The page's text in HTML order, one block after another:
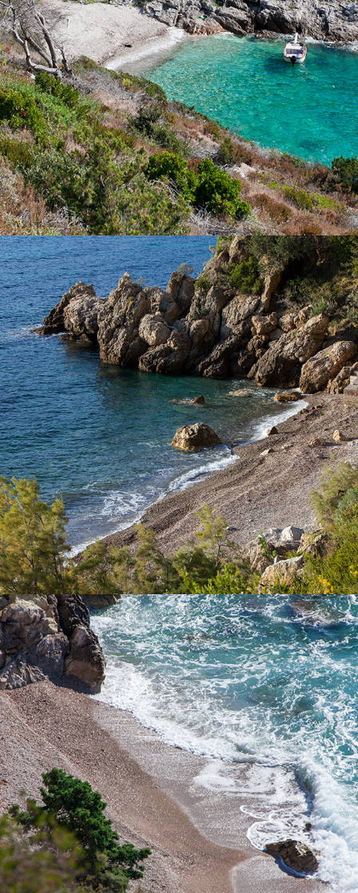
DER STRAND TEMPLUŽ
Der StrandTempluž liegt mit unserem schnellen Taxi-Boot nur
wenige Minuten von Komiža entfernt. Das ist ein FKK-Strand,
zum Teil mit Kiefern bewachsen.
x
DER STRAND „PIZDICA“
Der „Pizdica“ Strand ist einer der schönsten Strände in der
Bucht von Komiža. Es ist ideal für einen Ganztagesausflug für
Familien mit Kindern an den heißen Sommertagen . Es ist reich
an natürlichen Wasserquellen. Die Fahrt zum Strand dauert nur
5 Minuten von Komiža.
x